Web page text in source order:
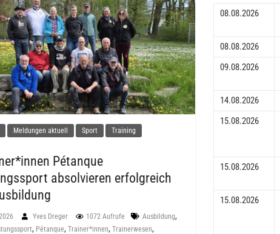
Meldungen aktuell Sport Training
Pétanque
absolvieren erfolgreich
Yves Dreger 1072 Aufrufe Ausbildung,
, Pétanque,Trainer*innen,Trainerwesen,
08.08.2026
08.08.2026
09.08.2026
14.08.2026
15.08.2026
15.08.2026
15.08.2026